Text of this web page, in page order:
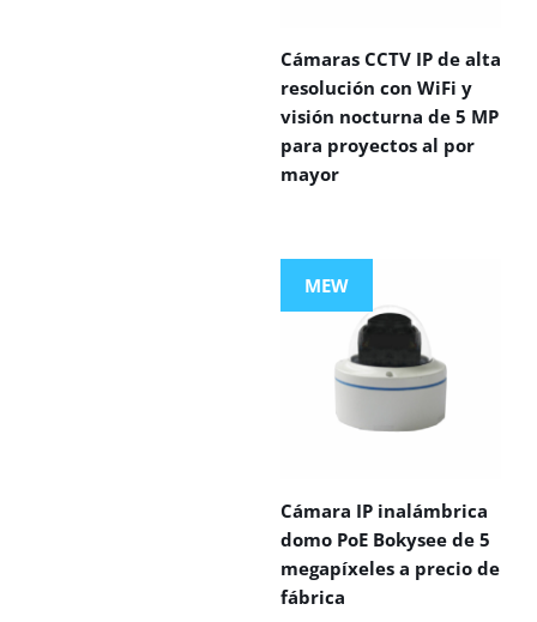
Cámaras CCTV IP de alta
resolución con WiFi y
visión nocturna de 5 MP
para proyectos al por
mayor
MEW
Cámara IP inalámbrica
domo PoE Bokysee de 5
megapíxeles a precio de
fábrica